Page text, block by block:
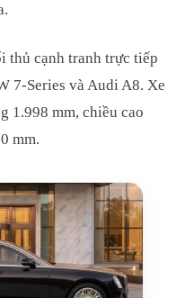
thủ cạnh tranh trực tiếp
7-Series và Audi A8. Xe
1.998 mm, chiều cao
mm.